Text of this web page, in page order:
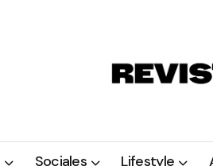
Sociales Lifestyle